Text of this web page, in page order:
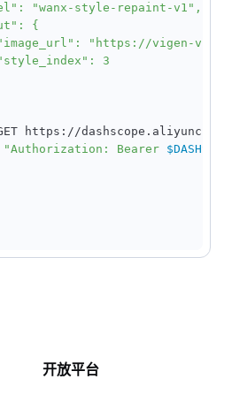
"wanx-style-repaint-v1",
{
"https://vigen-
3
https://
"Authorization: Bearer
开放平台